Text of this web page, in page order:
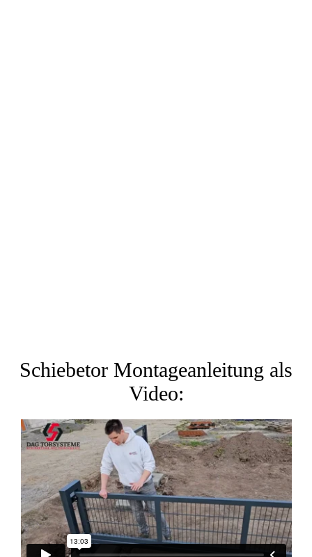
Schiebetor Montageanleitung als
Video: